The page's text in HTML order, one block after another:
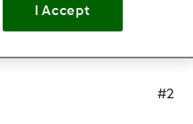
#2
I Accept